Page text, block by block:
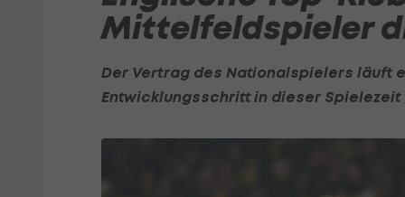
Mittelfeldspieler
Der Vertrag des Nationalspielers läuft
Entwicklungsschritt in dieser Spielezeit